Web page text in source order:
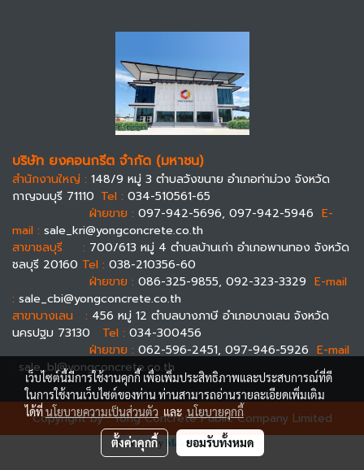
บริษัท ยงคอนกรีต จำกัด (มหาชน)
สำนักงานใหญ่ : 148/9 หมู่ 3 ตำบลวังขนาย อำเภอท่าม่วง จังหวัด
กาญจนบุรี 71110 Tel : 034-510561-65
ฝ่ายขาย : 097-942-5696, 097-942-5946 E-
mail : sale_kri@yongconcrete.co.th
สาขาชลบุรี : 700/613 หมู่ 4 ตำบลบ้านเก่า อำเภอพานทอง จังหวัด
ชลบุรี 20160 Tel : 038-210356-60
ฝ่ายขาย : 086-325-9855, 092-323-3329 E-mail
: sale_cbi@yongconcrete.co.th
สาขาบางเลน : 456 หมู่ 12 ตำบลบางภาษี อำเภอบางเลน จังหวัด
นครปฐม 73130 Tel : 034-300456
ฝ่ายขาย : 062-596-2451, 097-946-5926 E-mail
: sale_bl@yongconcrete.co.th
Copyright by : Yong Concrete Public Company Limited
Powered by MakeWebEasy.com
เว็บไซต์นี้มีการใช้งานคุกกี้ เพื่อเพิ่มประสิทธิภาพและประสบการณ์ที่ดี
ในการใช้งานเว็บไซต์ของท่าน ท่านสามารถอ่านรายละเอียดเพิ่มเติม
ได้ที่นโยบายความเป็นส่วนตัว และนโยบายคุกกี้
ตั้งค่าคุกกี้ ยอมรับทั้งหมด